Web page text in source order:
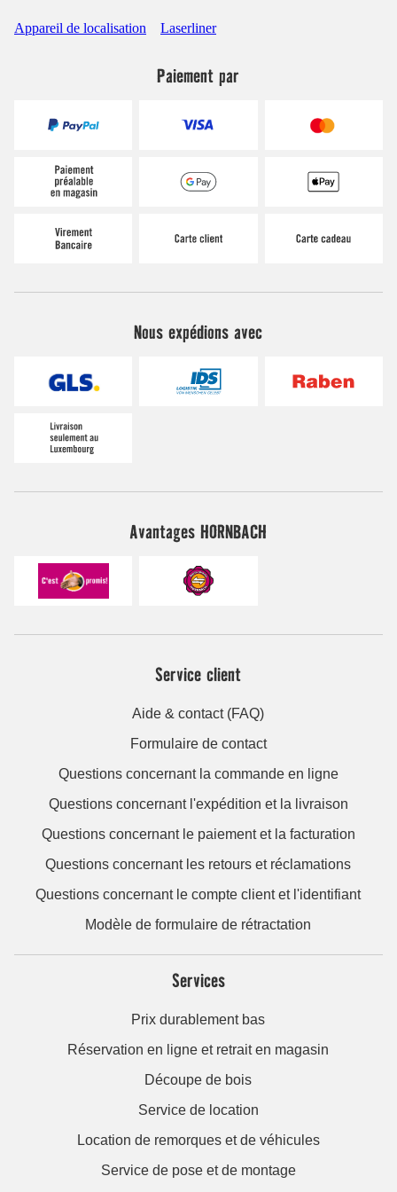
Appareil de localisation Laserliner
Paiement par
Nous expédions avec
Avantages HORNBACH
Service client
Aide & contact (FAQ)
Formulaire de contact
Questions concernant la commande en ligne
Questions concernant l'expédition et la livraison
Questions concernant le paiement et la facturation
Questions concernant les retours et réclamations
Questions concernant le compte client et l'identifiant
Modèle de formulaire de rétractation
Services
Prix durablement bas
Réservation en ligne et retrait en magasin
Découpe de bois
Service de location
Location de remorques et de véhicules
Service de pose et de montage